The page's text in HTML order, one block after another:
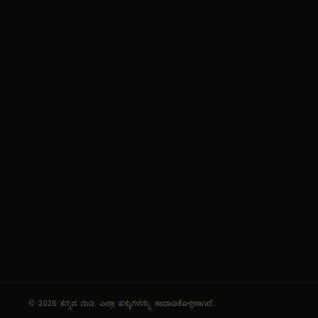
© 2026 ಕನ್ನಡ ನುಡಿ. ಎಲ್ಲಾ ಹಕ್ಕುಗಳನ್ನು ಕಾಪಾಡಿಕೊಳ್ಳಲಾಗಿದೆ.